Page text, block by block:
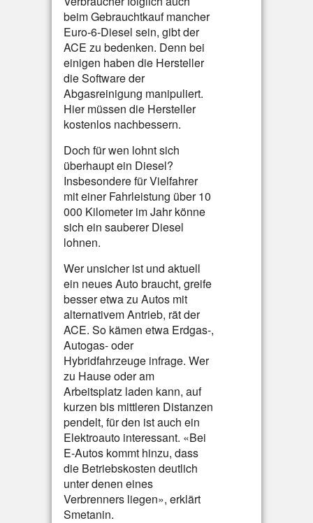
beim Gebrauchtkauf mancher
Euro-6-Diesel sein, gibt der
ACE zu bedenken. Denn bei
einigen haben die Hersteller
die Software der
Abgasreinigung manipuliert.
Hier müssen die Hersteller
kostenlos nachbessern.
Doch für wen lohnt sich
überhaupt ein Diesel?
Insbesondere für Vielfahrer
mit einer Fahrleistung über 10
000 Kilometer im Jahr könne
sich ein sauberer Diesel
lohnen.
Wer unsicher ist und aktuell
ein neues Auto braucht, greife
besser etwa zu Autos mit
alternativem Antrieb, rät der
ACE. So kämen etwa Erdgas-,
Autogas- oder
Hybridfahrzeuge infrage. Wer
zu Hause oder am
Arbeitsplatz laden kann, auf
kurzen bis mittleren Distanzen
pendelt, für den ist auch ein
Elektroauto interessant. «Bei
E-Autos kommt hinzu, dass
die Betriebskosten deutlich
unter denen eines
Verbrenners liegen», erklärt
Smetanin.